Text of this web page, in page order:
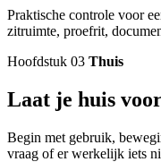
Praktische controle voor
zitruimte, proefrit,
Hoofdstuk 03 Thuis
Laat je huis
Begin met gebruik,
vraag of er werkelijk iets